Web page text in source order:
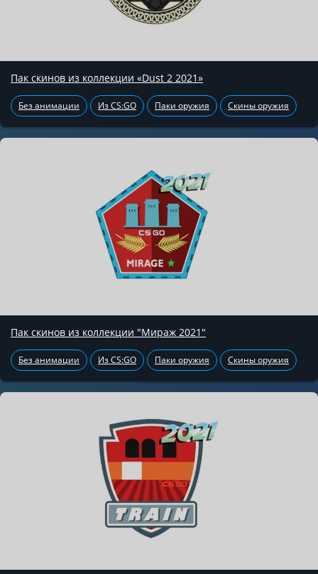
Пак скинов из коллекции «Dust 2 2021»
Без анимации Из CS:GO Паки оружия Скины оружия
Пак скинов из коллекции "Мираж 2021"
Без анимации Из CS:GO Паки оружия Скины оружия